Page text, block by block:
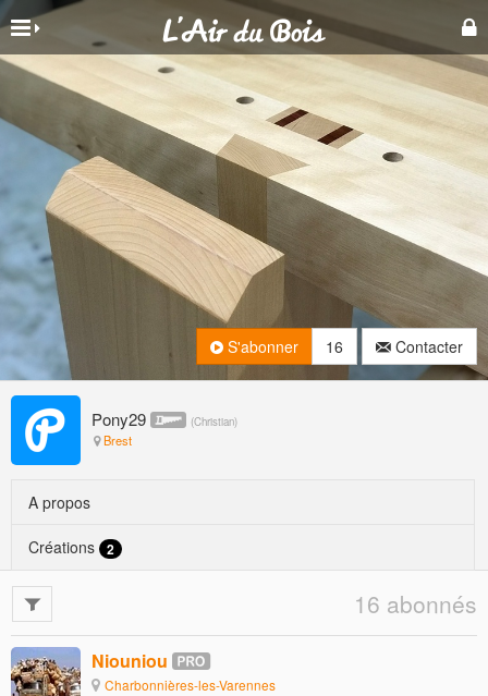
Pony29 (Christian)
Brest
S'abonner 16 Contacter
A propos
Créations 2
16 abonnés
Niouniou
Charbonnières-les-Varennes